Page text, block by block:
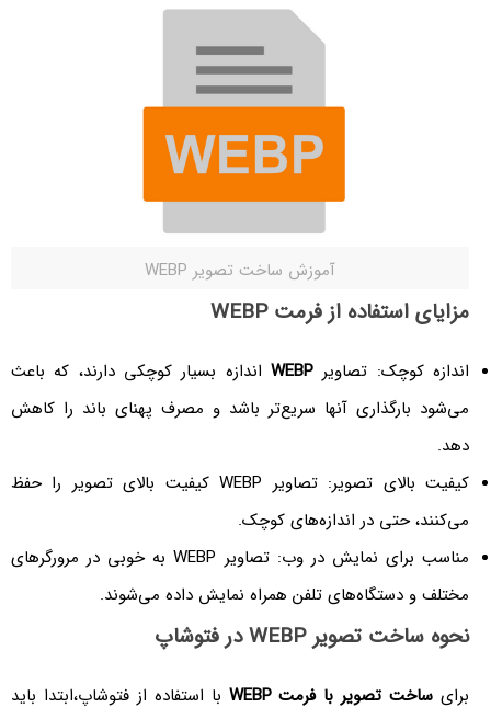
آموزش ساخت تصویر WEBP
مزایای استفاده از فرمت WEBP
اندازه کوچک: تصاویر WEBPاندازه بسیار کوچکی دارند، که باعث
می‌شود بارگذاری آنها سریع‌تر باشد و مصرف پهنای باند را کاهش
دهد.
کیفیت بالای تصویر: تصاویر WEBP کیفیت بالای تصویر را حفظ
می‌کنند، حتی در اندازه‌های کوچک.
مناسب برای نمایش در وب: تصاویر WEBP به خوبی در مرورگرهای
مختلف و دستگاه‌های تلفن همراه نمایش داده می‌شوند.
نحوه ساخت تصویر WEBP در فتوشاپ
برای ساخت تصویر با فرمت WEBP
با استفاده از فتوشاپ،ابتدا باید